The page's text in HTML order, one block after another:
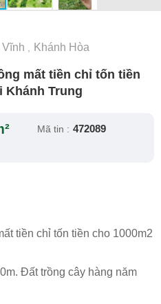
Vĩnh Khánh Hòa
mất tiền chỉ tốn tiền
Khánh Trung
Mã tin : 472089
tiền chỉ tốn tiền cho 1000m2
Đất trồng cây hàng năm